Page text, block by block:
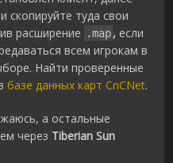
скопируйте туда свои
расширение
.map, если
всем игрокам в
Найти проверенные
базе данных карт CnCNet.
а остальные
через Tiberian Sun